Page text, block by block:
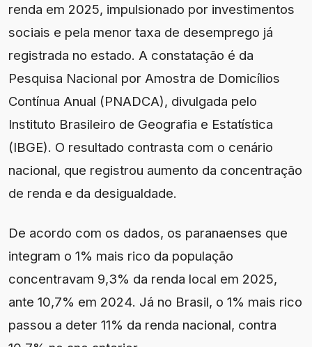
renda em 2025, impulsionado por investimentos
sociais e pela menor taxa de desemprego já
registrada no estado. A constatação é da
Pesquisa Nacional por Amostra de Domicílios
Contínua Anual (PNADCA), divulgada pelo
Instituto Brasileiro de Geografia e Estatística
(IBGE). O resultado contrasta com o cenário
nacional, que registrou aumento da concentração
de renda e da desigualdade.
De acordo com os dados, os paranaenses que
integram o 1% mais rico da população
concentravam 9,3% da renda local em 2025,
ante 10,7% em 2024. Já no Brasil, o 1% mais rico
passou a deter 11% da renda nacional, contra